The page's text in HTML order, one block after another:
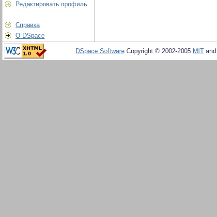
Редактировать профиль
Справка
О DSpace
DSpace Software Copyright © 2002-2005 MIT